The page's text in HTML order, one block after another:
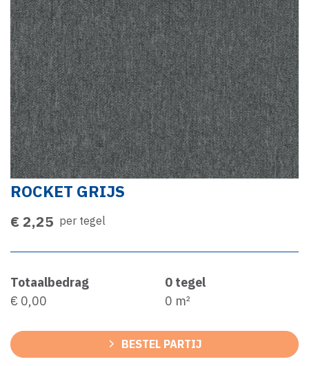
ROCKET GRIJS
€ 2,25 per tegel
Totaalbedrag
€ 0,00
0 tegel
0 m²
BESTEL PARTIJ